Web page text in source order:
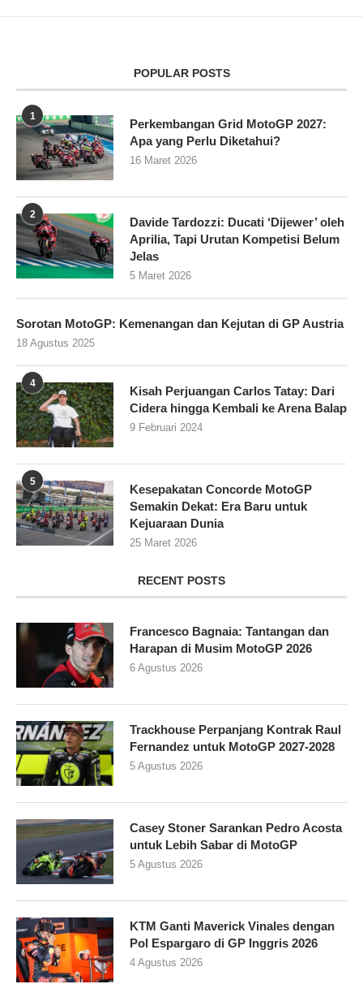
POPULAR POSTS
1
Perkembangan Grid MotoGP 2027:
Apa yang Perlu Diketahui?
16 Maret 2026
2
Davide Tardozzi: Ducati ‘Dijewer’ oleh
Aprilia, Tapi Urutan Kompetisi Belum
Jelas
5 Maret 2026
Sorotan MotoGP: Kemenangan dan Kejutan di GP Austria
18 Agustus 2025
4
Kisah Perjuangan Carlos Tatay: Dari
Cidera hingga Kembali ke Arena Balap
9 Februari 2024
5
Kesepakatan Concorde MotoGP
Semakin Dekat: Era Baru untuk
Kejuaraan Dunia
25 Maret 2026
RECENT POSTS
Francesco Bagnaia: Tantangan dan
Harapan di Musim MotoGP 2026
6 Agustus 2026
Trackhouse Perpanjang Kontrak Raul
Fernandez untuk MotoGP 2027-2028
5 Agustus 2026
Casey Stoner Sarankan Pedro Acosta
untuk Lebih Sabar di MotoGP
5 Agustus 2026
KTM Ganti Maverick Vinales dengan
Pol Espargaro di GP Inggris 2026
4 Agustus 2026